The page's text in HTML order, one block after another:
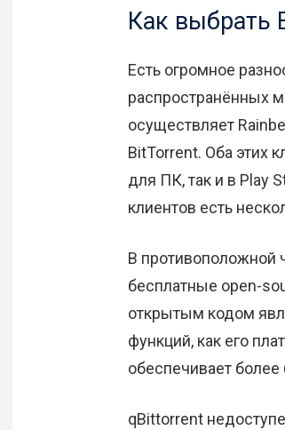
Как выбрать
Есть огромное
распространённых
осуществляет
BitTorrent. Оба этих
для ПК, так и в Play
клиентов есть
В противоположной
бесплатные open-
открытым кодом
функций, как его
обеспечивает
qBittorrent